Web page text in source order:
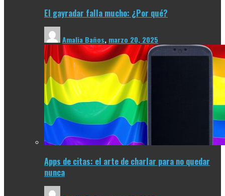
El gayradar falla mucho: ¿Por qué?
Amalia Baños, marzo 20, 2025
Apps de citas: el arte de charlar para no quedar
nunca